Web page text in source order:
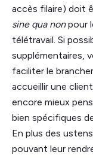
accès filaire) doit
sine qua nonpour
télétravail. Si
supplémentaires,
faciliter le
accueillir une
encore mieux
bien spécifiques
En plus des
pouvant leur